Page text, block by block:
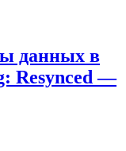
данных в
Resynced —